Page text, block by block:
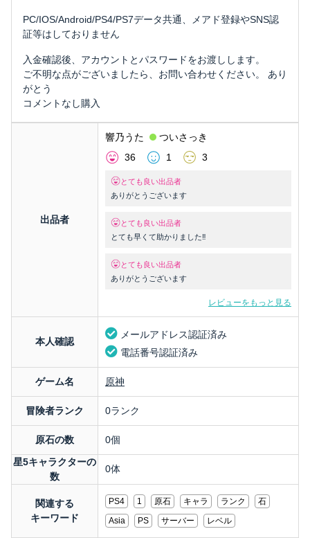
PC/IOS/Android/PS4/PS7データ共通、メアド登録やSNS認
証等はしておりません
入金確認後、アカウントとパスワードをお渡しします。
ご不明な点がございましたら、お問い合わせください。 あり
がとう
コメントなし購入
出品者
響乃うた
ついさっき
36
1 3
とても良い出品者
ありがとうございます
とても良い出品者
とても早くて助かりました‼️
とても良い出品者
ありがとうございます
レビューをもっと見る
本人確認
メールアドレス認証済み
電話番号認証済み
ゲーム名 原神
冒険者ランク 0ランク
原石の数
0個
星5キャラクターの
数
0体
関連する
キーワード
PS4 1 原石 キャラ ランク
石
Asia
PS サーバー レベル